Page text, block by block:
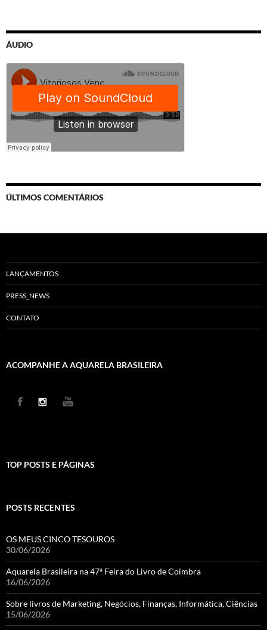
ÁUDIO
ÚLTIMOS COMENTÁRIOS
LANÇAMENTOS
PRESS_NEWS
CONTATO
ACOMPANHE A AQUARELA BRASILEIRA
TOP POSTS E PÁGINAS
POSTS RECENTES
OS MEUS CINCO TESOUROS
30/06/2026
Aquarela Brasileira na 47ª Feira do Livro de Coimbra
16/06/2026
Sobre livros de Marketing, Negócios, Finanças, Informática, Ciências
15/06/2026